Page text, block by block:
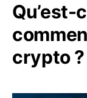
Qu’est-
crypto ?